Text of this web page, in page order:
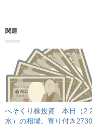
関連
へそくり株投資 本日（
水）の相場。寄り付き